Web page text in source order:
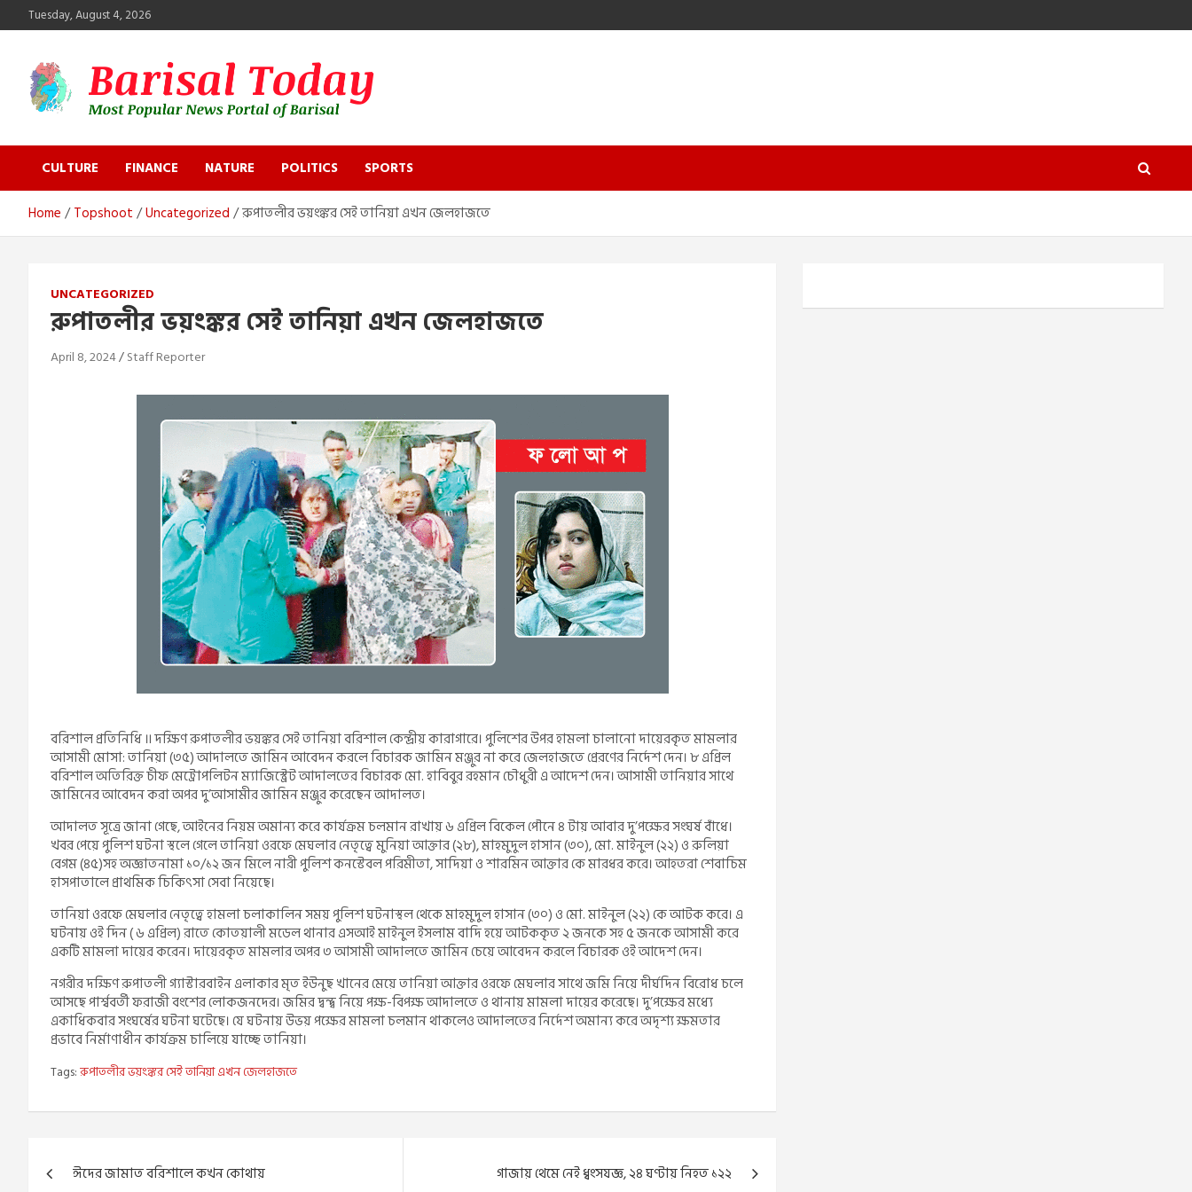
to
Tuesday, August 4, 2026
Barisal Today
CULTURE
FINANCE NATURE POLITICS SPORTS
Home Topshoot Uncategorized রুপাতলীর ভয়ংঙ্কর সেই তানিয়া এখন জেলহাজতে
UNCATEGORIZED
রুপাতলীর ভয়ংঙ্কর সেই তানিয়া এখন জেলহাজতে
April 8, 2024 Staff Reporter
বরিশাল প্রতিনিধি ॥ দক্ষিণ রুপাতলীর ভয়ঙ্কর সেই তানিয়া বরিশাল কেন্দ্রীয় কারাগারে। পুলিশের উপর হামলা চালানো দায়েরকৃত মামলার
আসামী মোসা: তানিয়া (৩৫) আদালতে জামিন আবেদন করলে বিচারক জামিন মঞ্জুর না করে জেলহাজতে প্রেরণের নির্দেশ দেন। ৮ এপ্রিল
বরিশাল অতিরিক্ত চীফ মেট্রোপলিটন ম্যাজিস্ট্রেট আদালতের বিচারক মো. হাবিবুর রহমান চৌধুরী এ আদেশ দেন। আসামী তানিয়ার সাথে
জামিনের আবেদন করা অপর দু’আসামীর জামিন মঞ্জুর করেছেন আদালত।
আদালত সূত্রে জানা গেছে, আইনের নিয়ম অমান্য করে কার্যক্রম চলমান রাখায় ৬ এপ্রিল বিকেল পৌনে ৪ টায় আবার দু’পক্ষের সংঘর্ষ বাঁধে।
খবর পেয়ে পুলিশ ঘটনা স্থলে গেলে তানিয়া ওরফে মেঘলার নেতৃত্বে মুনিয়া আক্তার (২৮), মাহমুদুল হাসান (৩০), মো. মাইনুল (২২) ও রুলিয়া
বেগম (৪৫)সহ অজ্ঞাতনামা ১০/১২ জন মিলে নারী পুলিশ কনস্টেবল পরিমীতা, সাদিয়া ও শারমিন আক্তার কে মারধর করে। আহতরা শেবাচিম
হাসপাতালে প্রাথমিক চিকিৎসা সেবা নিয়েছে।
তানিয়া ওরফে মেঘলার নেতৃত্বে হামলা চলাকালিন সময় পুলিশ ঘটনাস্থল থেকে মাহমুদুল হাসান (৩০) ও মো. মাইনুল (২২) কে আটক করে। এ
ঘটনায় ওই দিন ( ৬ এপ্রিল) রাতে কোতয়ালী মডেল থানার এসআই মাইনুল ইসলাম বাদি হয়ে আটককৃত ২ জনকে সহ ৫ জনকে আসামী করে
একটি মামলা দায়ের করেন। দায়েরকৃত মামলার অপর ৩ আসামী আদালতে জামিন চেয়ে আবেদন করলে বিচারক ওই আদেশ দেন।
নগরীর দক্ষিণ রুপাতলী গ্যাস্টারবাইন এলাকার মৃত ইউনুছ খানের মেয়ে তানিয়া আক্তার ওরফে মেঘলার সাথে জমি নিয়ে দীর্ঘদিন বিরোধ চলে
আসছে পার্শ্ববর্তী ফরাজী বংশের লোকজনদের। জমির দ্বন্দ্ব নিয়ে পক্ষ-বিপক্ষ আদালতে ও থানায় মামলা দায়ের করেছে। দু’পক্ষের মধ্যে
একাধিকবার সংঘর্ষের ঘটনা ঘটেছে। যে ঘটনায় উভয় পক্ষের মামলা চলমান থাকলেও আদালতের নির্দেশ অমান্য করে অদৃশ্য ক্ষমতার
প্রভাবে নির্মাণাধীন কার্যক্রম চালিয়ে যাচ্ছে তানিয়া।
Tags:রুপাতলীর ভয়ংঙ্কর সেই তানিয়া এখন জেলহাজতে
Postঈদের জামাত বরিশালে কখন কোথায় গাজায় থেমে নেই ধ্বংসযজ্ঞ, ২৪ ঘণ্টায় নিহত ১২২